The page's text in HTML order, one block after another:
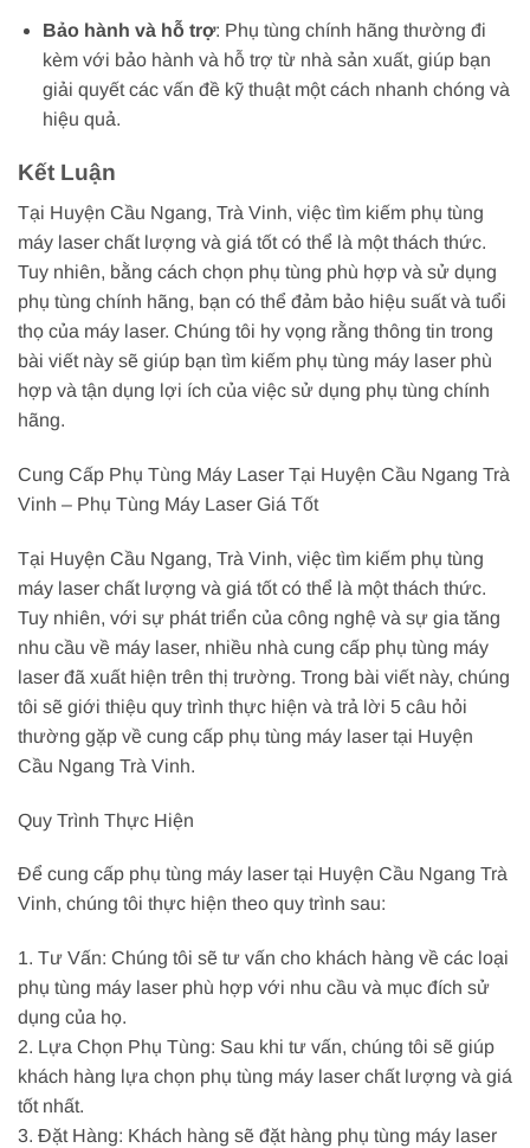
Bảo hành và hỗ trợ: Phụ tùng chính hãng thường đi
kèm với bảo hành và hỗ trợ từ nhà sản xuất, giúp bạn
giải quyết các vấn đề kỹ thuật một cách nhanh chóng và
hiệu quả.
Kết Luận
Tại Huyện Cầu Ngang, Trà Vinh, việc tìm kiếm phụ tùng
máy laser chất lượng và giá tốt có thể là một thách thức.
Tuy nhiên, bằng cách chọn phụ tùng phù hợp và sử dụng
phụ tùng chính hãng, bạn có thể đảm bảo hiệu suất và tuổi
thọ của máy laser. Chúng tôi hy vọng rằng thông tin trong
bài viết này sẽ giúp bạn tìm kiếm phụ tùng máy laser phù
hợp và tận dụng lợi ích của việc sử dụng phụ tùng chính
hãng.
Cung Cấp Phụ Tùng Máy Laser Tại Huyện Cầu Ngang Trà
Vinh – Phụ Tùng Máy Laser Giá Tốt
Tại Huyện Cầu Ngang, Trà Vinh, việc tìm kiếm phụ tùng
máy laser chất lượng và giá tốt có thể là một thách thức.
Tuy nhiên, với sự phát triển của công nghệ và sự gia tăng
nhu cầu về máy laser, nhiều nhà cung cấp phụ tùng máy
laser đã xuất hiện trên thị trường. Trong bài viết này, chúng
tôi sẽ giới thiệu quy trình thực hiện và trả lời 5 câu hỏi
thường gặp về cung cấp phụ tùng máy laser tại Huyện
Cầu Ngang Trà Vinh.
Quy Trình Thực Hiện
Để cung cấp phụ tùng máy laser tại Huyện Cầu Ngang Trà
Vinh, chúng tôi thực hiện theo quy trình sau:
1. Tư Vấn: Chúng tôi sẽ tư vấn cho khách hàng về các loại
phụ tùng máy laser phù hợp với nhu cầu và mục đích sử
dụng của họ.
2. Lựa Chọn Phụ Tùng: Sau khi tư vấn, chúng tôi sẽ giúp
khách hàng lựa chọn phụ tùng máy laser chất lượng và giá
tốt nhất.
3. Đặt Hàng: Khách hàng sẽ đặt hàng phụ tùng máy laser